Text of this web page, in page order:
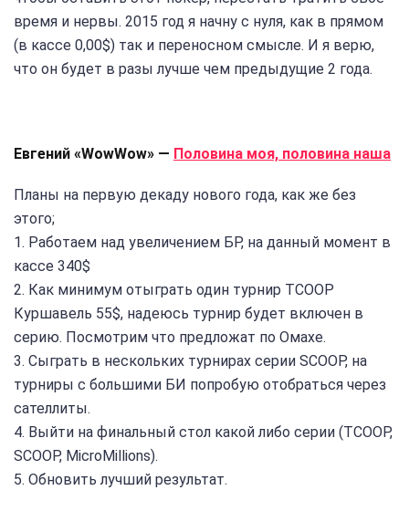
время и нервы. 2015 год я начну с нуля, как в прямом
(в кассе 0,00$) так и переносном смысле. И я верю,
что он будет в разы лучше чем предыдущие 2 года.
Евгений «WowWow» — Половина моя, половина наша
Планы на первую декаду нового года, как же без
этого;
1. Работаем над увеличением БР, на данный момент в
кассе 340$
2. Как минимум отыграть один турнир TCOOP
Куршавель 55$, надеюсь турнир будет включен в
серию. Посмотрим что предложат по Омахе.
3. Сыграть в нескольких турнирах серии SCOOP, на
турниры с большими БИ попробую отобраться через
сателлиты.
4. Выйти на финальный стол какой либо серии (TCOOP,
SCOOP, MicroMillions).
5. Обновить лучший результат.